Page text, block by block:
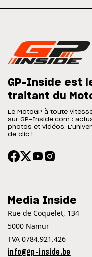
GP-Inside est
traitant du
Le MotoGP à toute
sur GP-Inside.com :
photos et vidéos.
de clic !
Media Inside
Rue de Coquelet, 134
5000 Namur
TVA 0784.921.426
info@gp-inside.be